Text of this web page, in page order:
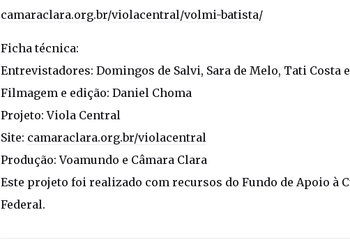
camaraclara.org.br/violacentral/volmi-batista/
Ficha técnica:
Entrevistadores: Domingos de Salvi, Sara de Melo, Tati Costa
Filmagem e edição: Daniel Choma
Projeto: Viola Central
Site: camaraclara.org.br/violacentral
Produção: Voamundo e Câmara Clara
Este projeto foi realizado com recursos do Fundo de Apoio à
Federal.